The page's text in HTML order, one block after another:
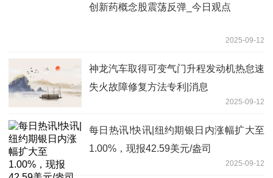
创新药概念股震荡反弹_今日观点
2025-09-12
神龙汽车取得可变气门升程发动机热怠速
失火故障修复方法专利|消息
2025-09-12
每日热讯!快讯|纽约期银日内涨幅扩大至
1.00%，现报42.59美元/盎司
2025-09-12